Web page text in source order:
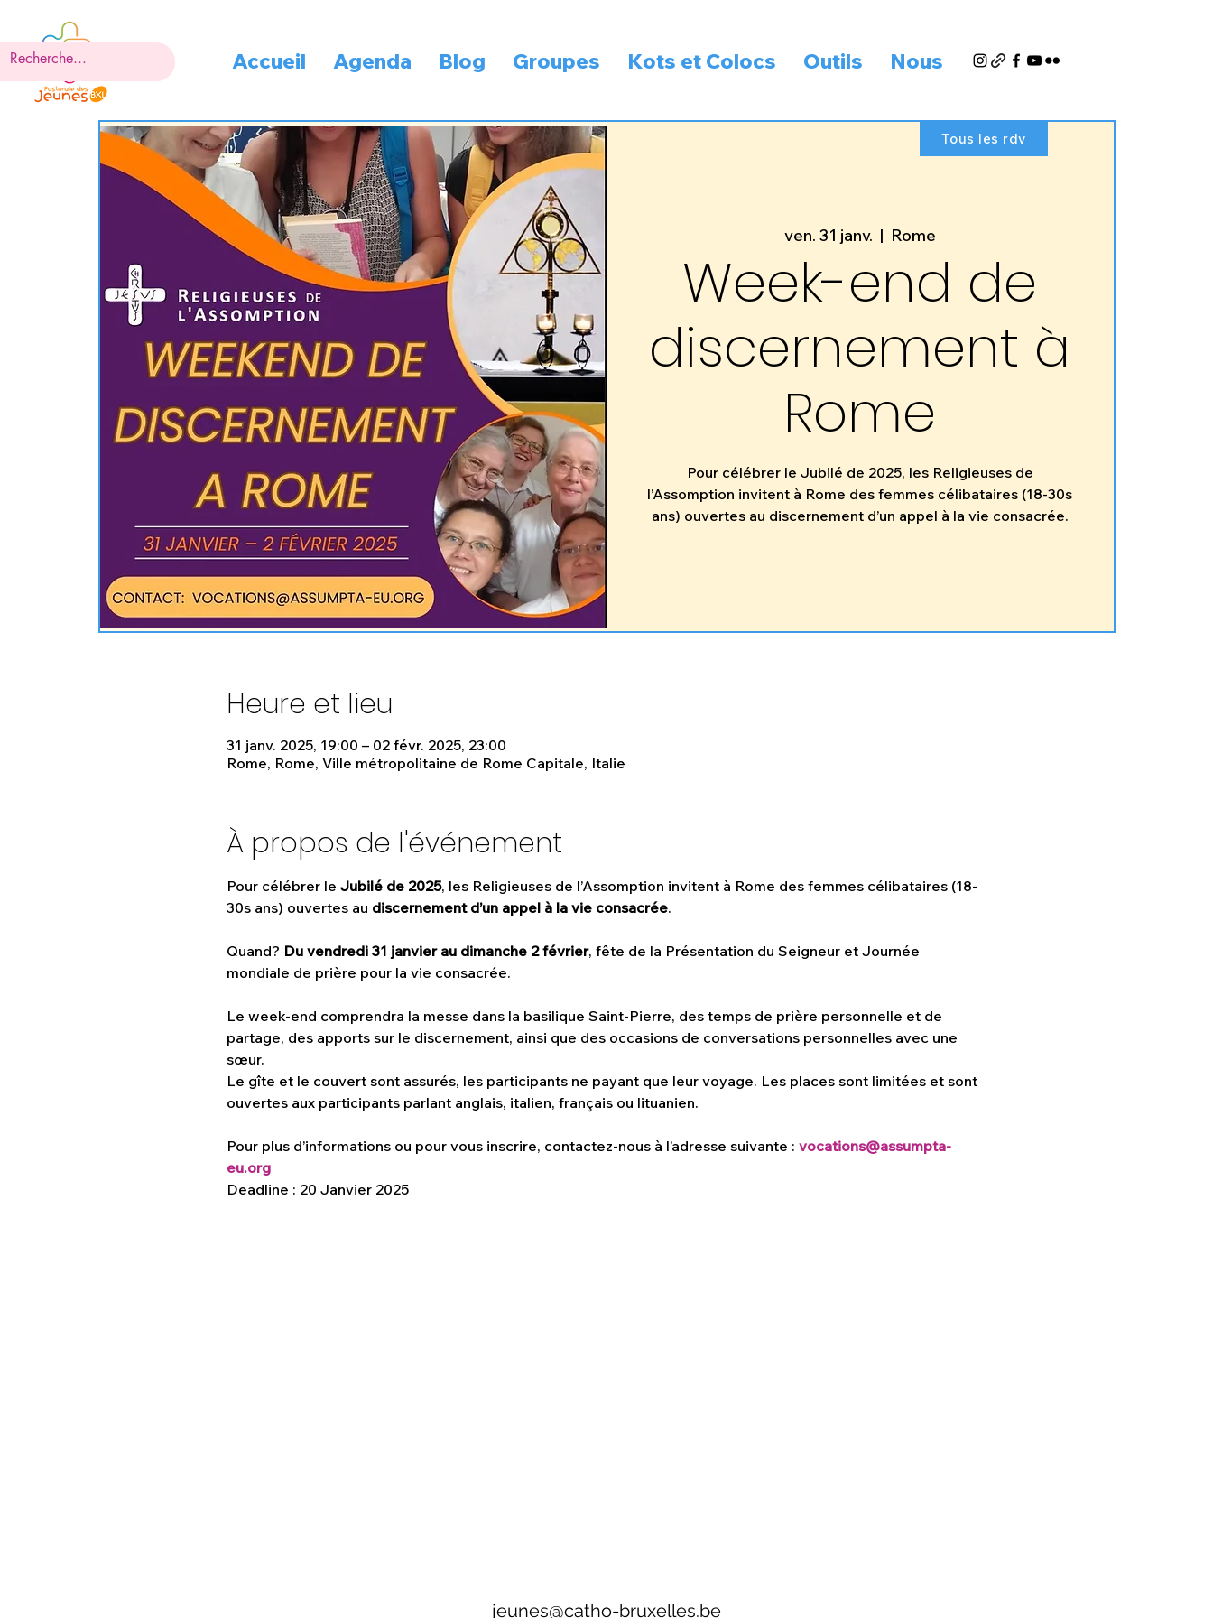
Accueil Agenda Blog Groupes Kots et Colocs Outils Nous
ven. 31 janv.
  |
Rome
Week-end de
discernement à
Rome
Pour célébrer le Jubilé de 2025, les Religieuses de
l’Assomption invitent à Rome des femmes célibataires (18-30s
ans) ouvertes au discernement d’un appel à la vie consacrée.
Heure et lieu
31 janv. 2025, 19:00 – 02 févr. 2025, 23:00
Rome, Rome, Ville métropolitaine de Rome Capitale, Italie
À propos de l'événement
Pour célébrer le Jubilé de 2025, les Religieuses de l’Assomption invitent à Rome des femmes célibataires (18-
30s ans) ouvertes au discernement d’un appel à la vie consacrée.
Quand? Du vendredi 31 janvier au dimanche 2 février, fête de la Présentation du Seigneur et Journée
mondiale de prière pour la vie consacrée.
Le week-end comprendra la messe dans la basilique Saint-Pierre, des temps de prière personnelle et de
partage, des apports sur le discernement, ainsi que des occasions de conversations personnelles avec une
sœur.
Le gîte et le couvert sont assurés, les participants ne payant que leur voyage. Les places sont limitées et sont
ouvertes aux participants parlant anglais, italien, français ou lituanien.
Pour plus d’informations ou pour vous inscrire, contactez-nous à l’adresse suivante : vocations@assumpta-
eu.org
Deadline : 20 Janvier 2025
Tous les rdv
jeunes@catho-bruxelles.be